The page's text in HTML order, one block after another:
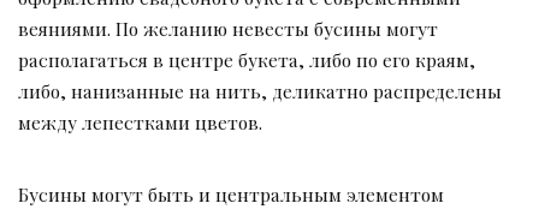
веяниями. По желанию невесты бусины могут
располагаться в центре букета, либо по его краям,
либо, нанизанные на нить, деликатно распределены
между лепестками цветов.
Бусины могут быть и центральным элементом